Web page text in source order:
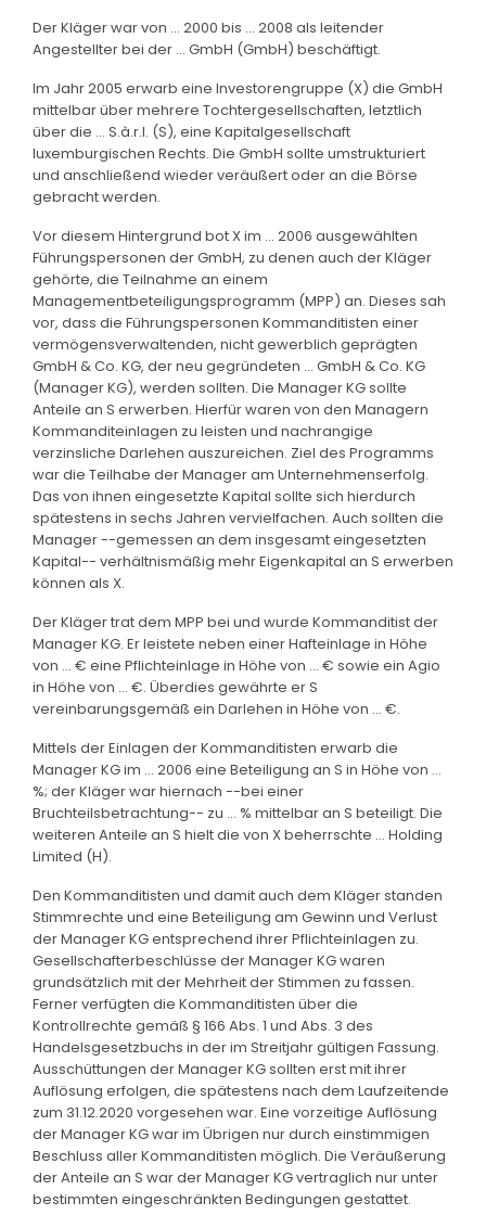
Der Kläger war von ... 2000 bis ... 2008 als leitender
Angestellter bei der ... GmbH (GmbH) beschäftigt.
Im Jahr 2005 erwarb eine Investorengruppe (X) die GmbH
mittelbar über mehrere Tochtergesellschaften, letztlich
über die ... S.à.r.l. (S), eine Kapitalgesellschaft
luxemburgischen Rechts. Die GmbH sollte umstrukturiert
und anschließend wieder veräußert oder an die Börse
gebracht werden.
Vor diesem Hintergrund bot X im ... 2006 ausgewählten
Führungspersonen der GmbH, zu denen auch der Kläger
gehörte, die Teilnahme an einem
Managementbeteiligungsprogramm (MPP) an. Dieses sah
vor, dass die Führungspersonen Kommanditisten einer
vermögensverwaltenden, nicht gewerblich geprägten
GmbH & Co. KG, der neu gegründeten ... GmbH & Co. KG
(Manager KG), werden sollten. Die Manager KG sollte
Anteile an S erwerben. Hierfür waren von den Managern
Kommanditeinlagen zu leisten und nachrangige
verzinsliche Darlehen auszureichen. Ziel des Programms
war die Teilhabe der Manager am Unternehmenserfolg.
Das von ihnen eingesetzte Kapital sollte sich hierdurch
spätestens in sechs Jahren vervielfachen. Auch sollten die
Manager --gemessen an dem insgesamt eingesetzten
Kapital-- verhältnismäßig mehr Eigenkapital an S erwerben
können als X.
Der Kläger trat dem MPP bei und wurde Kommanditist der
Manager KG. Er leistete neben einer Hafteinlage in Höhe
von ... € eine Pflichteinlage in Höhe von ... € sowie ein Agio
in Höhe von ... €. Überdies gewährte er S
vereinbarungsgemäß ein Darlehen in Höhe von ... €.
Mittels der Einlagen der Kommanditisten erwarb die
Manager KG im ... 2006 eine Beteiligung an S in Höhe von ...
%; der Kläger war hiernach --bei einer
Bruchteilsbetrachtung-- zu ... % mittelbar an S beteiligt. Die
weiteren Anteile an S hielt die von X beherrschte ... Holding
Limited (H).
Den Kommanditisten und damit auch dem Kläger standen
Stimmrechte und eine Beteiligung am Gewinn und Verlust
der Manager KG entsprechend ihrer Pflichteinlagen zu.
Gesellschafterbeschlüsse der Manager KG waren
grundsätzlich mit der Mehrheit der Stimmen zu fassen.
Ferner verfügten die Kommanditisten über die
Kontrollrechte gemäß § 166 Abs. 1 und Abs. 3 des
Handelsgesetzbuchs in der im Streitjahr gültigen Fassung.
Ausschüttungen der Manager KG sollten erst mit ihrer
Auflösung erfolgen, die spätestens nach dem Laufzeitende
zum 31.12.2020 vorgesehen war. Eine vorzeitige Auflösung
der Manager KG war im Übrigen nur durch einstimmigen
Beschluss aller Kommanditisten möglich. Die Veräußerung
der Anteile an S war der Manager KG vertraglich nur unter
bestimmten eingeschränkten Bedingungen gestattet.